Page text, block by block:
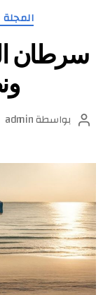
المجلة
سرطان
كاتببواسطةadmin